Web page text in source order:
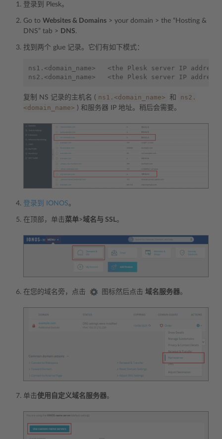
登录到 Plesk。
Go to Websites & Domains > your domain > the “Hosting &
DNS” tab > DNS.
找到两个 glue 记录。它们有如下模式：
ns1.<domain_name>   <the Plesk server IP address>
复制 NS 记录的主机名 ( ns1.<domain_name> 和
ns2.
<domain_name> ) 和服务器 IP 地址。稍后会需要。
登录到 IONOS。
在顶部，单击菜单>域名与 SSL。
在您的域名旁，点击 图标然后点击 域名服务器。
单击使用自定义域名服务器。